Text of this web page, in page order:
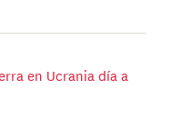
en Ucrania día a